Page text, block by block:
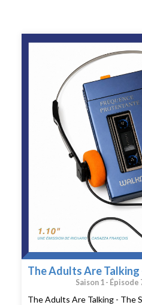
The Adults Are Talking
Saison 1 - Épisode
The Adults Are